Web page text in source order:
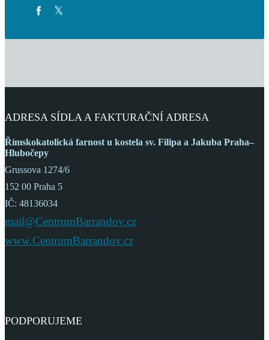
ADRESA SÍDLA A FAKTURAČNÍ ADRESA
Římskokatolická farnost u kostela sv. Filipa a Jakuba Praha–
Hlubočepy
Grussova 1274/6
152 00 Praha 5
IČ: 48136034
mail@CentrumBarrandov.cz
www.CentrumBarrandov.cz
PODPORUJEME